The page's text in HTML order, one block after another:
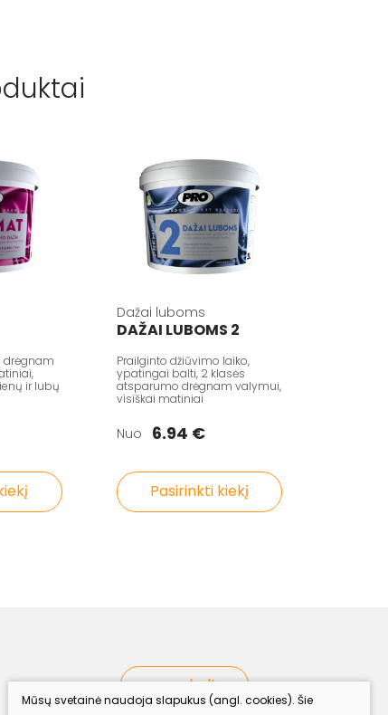
drėgnam
ir lubų
Dažai luboms
DAŽAI LUBOMS 2
Prailginto džiūvimo laiko,
ypatingai balti, 2 klasės
atsparumo drėgnam valymui,
visiškai matiniai
Nuo 6.94 €
Pasirinkti kiekį
procolor.lt
Mūsų svetainė naudoja slapukus (angl. cookies). Šie